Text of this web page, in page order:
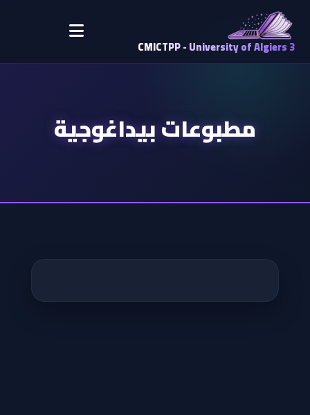
CMICTPP - University of Algiers 3
مطبوعات بيداغوجية